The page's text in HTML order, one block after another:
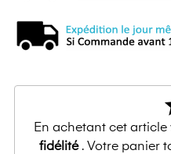
En achetant cet article
fidélité. Votre panier